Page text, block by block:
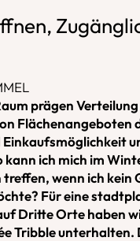
prägen
Flächenangeboten
Einkaufsmöglichkeit
ich mich im
wenn ich kein
Für eine
Dritte Orte haben
Tribble unterhalten.